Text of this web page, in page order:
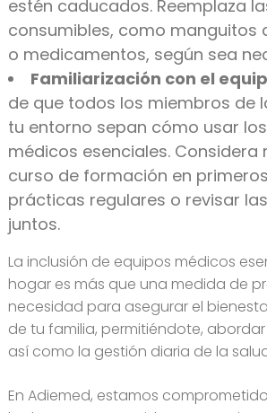
estén caducados. Reemplaza
consumibles, como manguitos
o medicamentos, según sea
Familiarización con el
de que todos los miembros de
tu entorno sepan cómo usar
médicos esenciales. Considera
curso de formación en
prácticas regulares o revisar
juntos.
La inclusión de equipos médicos
hogar es más que una medida de
necesidad para asegurar el
de tu familia, permitiéndote,
así como la gestión diaria de la
En Adiemed, estamos